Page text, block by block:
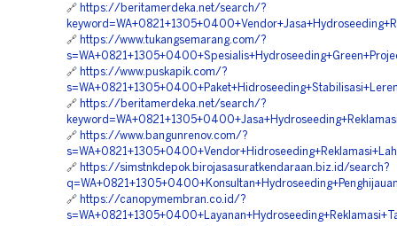
🔗 https://beritamerdeka.net/search/?
🔗 https://www.tukangsemarang.com/?
🔗 https://www.puskapik.com/?
🔗 https://beritamerdeka.net/search/?
🔗 https://www.bangunrenov.com/?
🔗 https://simstnkdepok.birojasasuratkendaraan.biz.id/search?
🔗 https://canopymembran.co.id/?